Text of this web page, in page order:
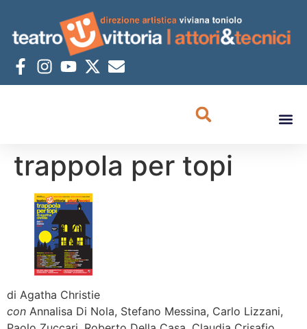
trappola per topi
di Agatha Christie
con Annalisa Di Nola, Stefano Messina, Carlo Lizzani,